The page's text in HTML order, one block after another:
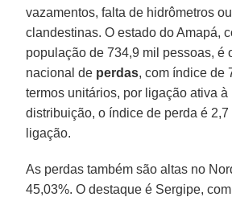
vazamentos, falta de hidrômetros
clandestinas. O estado do Amapá,
população de 734,9 mil pessoas, é
nacional de perdas, com índice de
termos unitários, por ligação ativa à
distribuição, o índice de perda é
ligação.
As perdas também são altas no
45,03%. O destaque é Sergipe,